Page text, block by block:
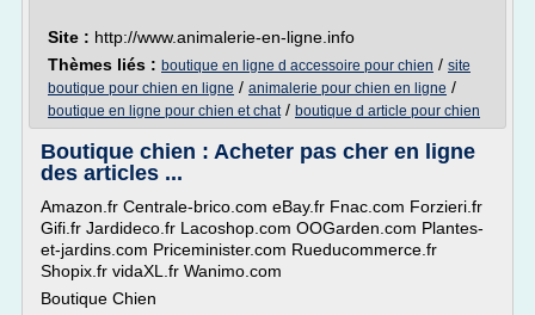
Site : http://www.animalerie-en-ligne.info
Thèmes liés : boutique en ligne d accessoire pour chien / site
boutique pour chien en ligne / animalerie pour chien en ligne /
boutique en ligne pour chien et chat/ boutique d article pour chien
Boutique chien : Acheter pas cher en ligne
des articles ...
Amazon.fr Centrale-brico.com eBay.fr Fnac.com Forzieri.fr
Gifi.fr Jardideco.fr Lacoshop.com OOGarden.com Plantes-
et-jardins.com Priceminister.com Rueducommerce.fr
Shopix.fr vidaXL.fr Wanimo.com
Boutique Chien